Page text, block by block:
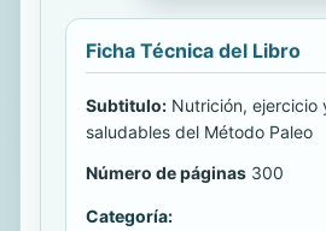
Ficha Técnica del Libro
Subtitulo: Nutrición, ejercicio
saludables del Método Paleo
Número de páginas 300
Categoría: